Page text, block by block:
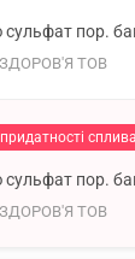
сульфат пор.
ТОВ
сульфат пор.
ТОВ